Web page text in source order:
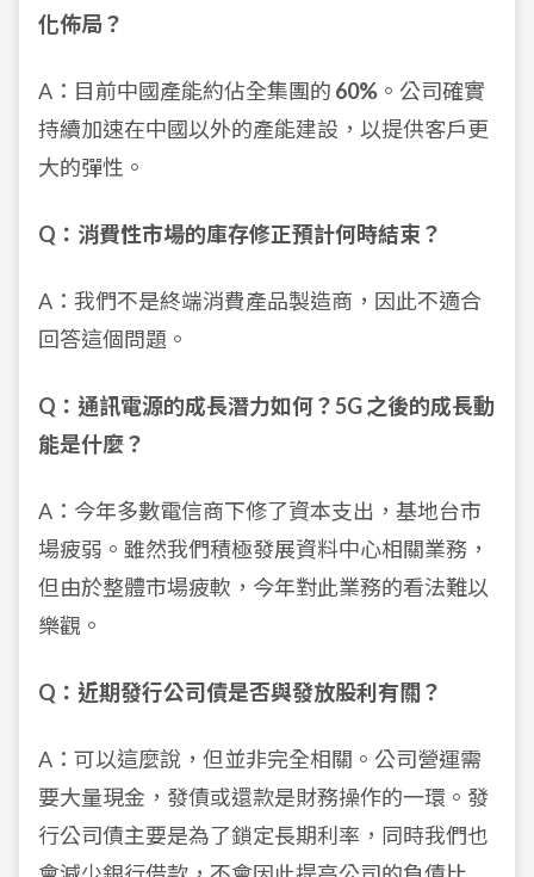
化佈局？
A：目前中國產能約佔全集團的 60% 。公司確實
持續加速在中國以外的產能建設，以提供客戶更
大的彈性。
Q：消費性市場的庫存修正預計何時結束？
A：我們不是終端消費產品製造商，因此不適合
回答這個問題。
Q：通訊電源的成長潛力如何？5G 之後的成長動
能是什麼？
A：今年多數電信商下修了資本支出，基地台市
場疲弱。雖然我們積極發展資料中心相關業務，
但由於整體市場疲軟，今年對此業務的看法難以
樂觀。
Q：近期發行公司債是否與發放股利有關？
A：可以這麼說，但並非完全相關。公司營運需
要大量現金，發債或還款是財務操作的一環。發
行公司債主要是為了鎖定長期利率，同時我們也